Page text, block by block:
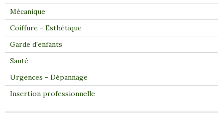
Mécanique
Coiffure - Esthétique
Garde d'enfants
Santé
Urgences - Dépannage
Insertion professionnelle